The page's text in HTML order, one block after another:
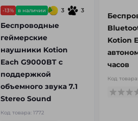
-13% в наличии 3 3
Беспроводные
геймерские
наушники Kotion
Each G9000BT с
поддержкой
объемного звука 7.1
Stereo Sound
Код товара: 1772
Kotion
часов
Код товара: